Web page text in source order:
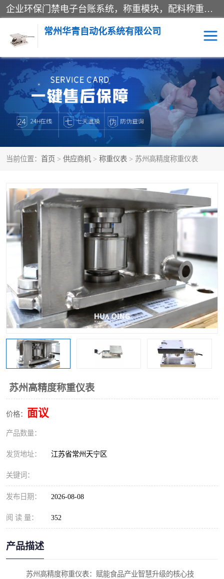
企业环保门禁电子台账系统，称重模块，配料称重系统,称重模块厂家,地磅称重系统,检重秤厂家 常州华青自动化主营：称重模块、无人值守称重系统、配料称重系统、地磅称重系统、检重秤、托利多称重模块等产品。各种称重软件，移动源环保门禁电子台账系统软件。 常州华青自动化系统有限公司7*24的电话支持服务、项目现场开发服务、新功能定制研发服务，产品培训、远程维护，现场安装调试工程等。
常州华青自动化系统有限公司
当前位置： 首页 > 供应商机 > 称重仪表 > 苏州高精度称重仪表
苏州高精度称重仪表
价格： 面议
产品数量：
发货地址： 江苏省常州天宁区
关键词：
发布日期： 2026-08-08
阅 读 量： 352
产品描述
苏州高精度称重仪表：赋能食品产业智慧升级的核心技
称重模块 称重仪表
手工配料系统 屠宰管理软件
自动化配料系统 称重贴标机
屠宰轨道秤 检重秤
系统